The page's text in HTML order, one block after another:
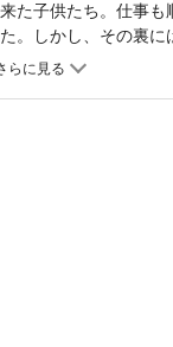
た子供たち。仕事
しかし、その裏に